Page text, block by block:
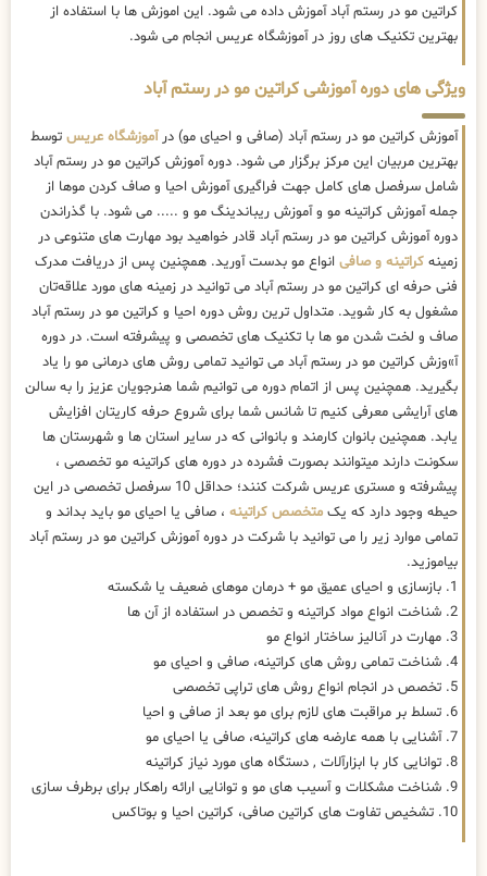
کراتین مو در رستم آباد آموزش داده می شود. این اموزش ها با استفاده از
بهترین تکنیک های روز در آموزشگاه عریس انجام می شود.
ویژگی های دوره آموزشی کراتین مو در رستم آباد
آموزش کراتین مو در رستم آباد (صافی و احیای مو) درآموزشگاه عریس توسط
بهترین مربیان این مرکز برگزار می شود. دوره آموزش کراتین مو در رستم آباد
شامل سرفصل های کامل جهت فراگیری آموزش احیا و صاف کردن موها از
جمله آموزش کراتینه مو و آموزش ریباندینگ مو و ..... می شود. با گذراندن
دوره آموزش کراتین مو در رستم آباد قادر خواهید بود مهارت های متنوعی در
زمینه کراتینه و صافی انواع مو بدست آورید. همچنین پس از دریافت مدرک
فنی حرفه ای کراتین مو در رستم آباد می توانید در زمینه های مورد علاقه‌تان
مشغول به کار شوید. متداول ترین روش دوره احیا و کراتین مو در رستم آباد
صاف و لخت شدن مو ها با تکنیک های تخصصی و پیشرفته است. در دوره
آ»وزش کراتین مو در رستم آباد می توانید تمامی روش های درمانی مو را یاد
بگیرید. همچنین پس از اتمام دوره می توانیم شما هنرجویان عزیز را به سالن
های آرایشی معرفی کنیم تا شانس شما برای شروع حرفه کاریتان افزایش
یابد. همچنین بانوان کارمند و بانوانی که در سایر استان ها و شهرستان ها
سکونت دارند میتوانند بصورت فشرده در دوره های کراتینه مو تخصصی ،
پیشرفته و مستری عریس شرکت کنند؛ حداقل 10 سرفصل تخصصی در این
حیطه وجود دارد که یک متخصص کراتینه ، صافی یا احیای مو باید بداند و
تمامی موارد زیر را می توانید با شرکت در دوره آموزش کراتین مو در رستم آباد
بیاموزید.
1. بازسازی و احیای عمیق مو + درمان موهای ضعیف یا شکسته
2. شناخت انواع مواد کراتینه و تخصص در استفاده از آن ها
3. مهارت در آنالیز ساختار انواع مو
4. شناخت تمامی روش های کراتینه، صافی و احیای مو
5. تخصص در انجام انواع روش های تراپی تخصصی
6. تسلط بر مراقبت های لازم برای مو بعد از صافی و احیا
7. آشنایی با همه عارضه های کراتینه، صافی یا احیای مو
8. توانایی کار با ابزارآلات , دستگاه های مورد نیاز کراتینه
9. شناخت مشکلات و آسیب های مو و توانایی ارائه راهکار برای برطرف سازی
10. تشخیص تفاوت های کراتین صافی، کراتین احیا و بوتاکس